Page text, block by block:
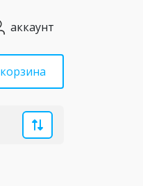
аккаунт
корзина